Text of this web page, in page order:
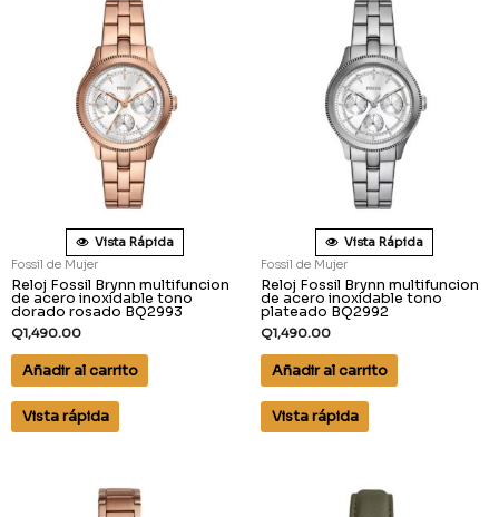
Vista Rápida
Fossil de Mujer
Reloj Fossil Brynn multifuncion
de acero inoxidable tono
dorado rosado BQ2993
Q1,490.00
Añadir al carrito
Vista rápida
Vista Rápida
Fossil de Mujer
Reloj Fossil Brynn multifuncion
de acero inoxidable tono
plateado BQ2992
Q1,490.00
Añadir al carrito
Vista rápida